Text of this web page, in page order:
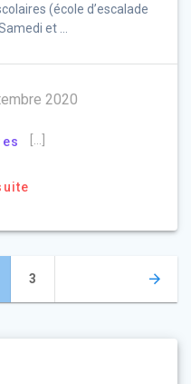
(école d’escalade
et …
2020
[…]
Page
3